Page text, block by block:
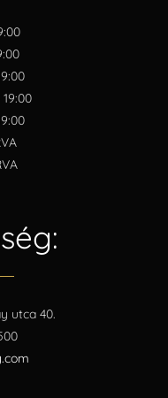
utca 40.